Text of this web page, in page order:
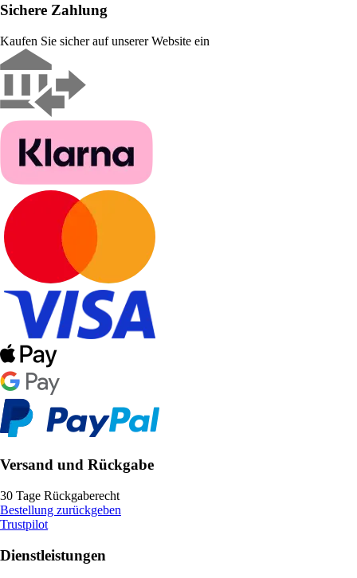
Sichere Zahlung
Kaufen Sie sicher auf unserer Website ein
Versand und Rückgabe
30 Tage Rückgaberecht
Bestellung zurückgeben
Trustpilot
Dienstleistungen